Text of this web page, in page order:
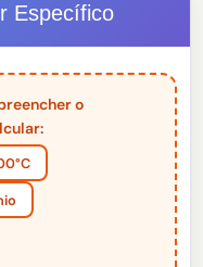
Específico
o